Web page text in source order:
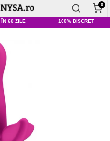
0
ÎN 60 ZILE 100% DISCRET